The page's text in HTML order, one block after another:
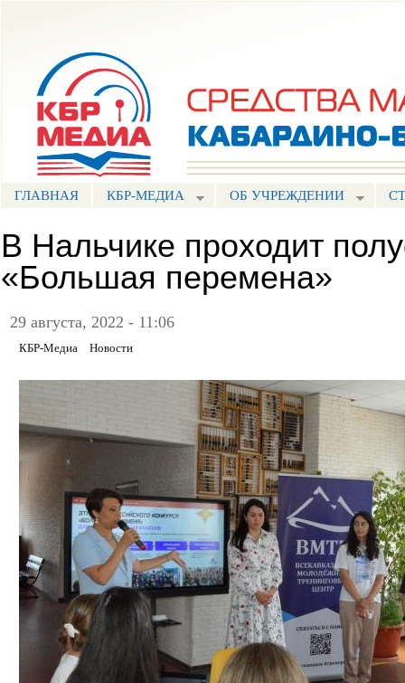
ГЛАВНАЯ КБР-МЕДИА ОБ УЧРЕЖДЕНИИ
В Нальчике проходит
«Большая перемена»
29 августа, 2022 - 11:06
КБР-Медиа Новости